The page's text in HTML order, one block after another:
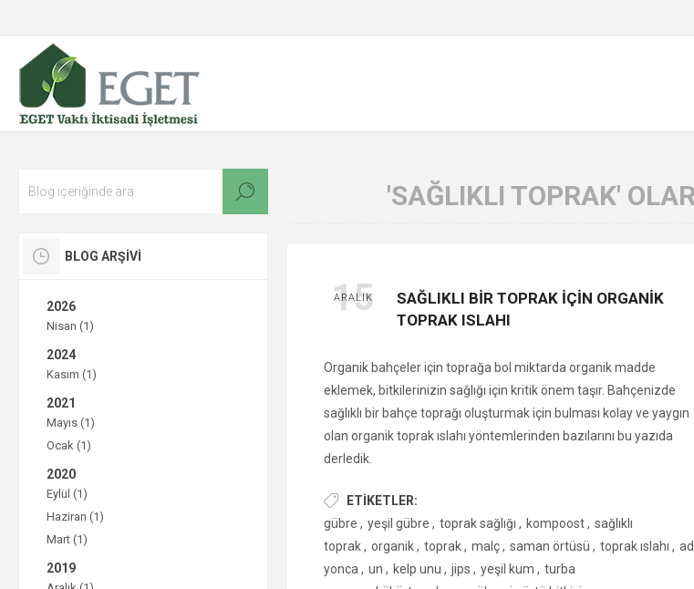
'SAĞLIKLI TOPRAK'
15
ARALIK
SAĞLIKLI BİR TOPRAK İÇİN ORGANİK
TOPRAK ISLAHI
Organik bahçeler için toprağa bol miktarda organik madde
eklemek, bitkilerinizin sağlığı için kritik önem taşır. Bahçenizde
sağlıklı bir bahçe toprağı oluşturmak için bulması kolay ve yaygın
olan organik toprak ıslahı yöntemlerinden bazılarını bu yazıda
derledik.
ETIKETLER:
gübre , yeşil gübre , toprak sağlığı , kompoost, sağlıklı
toprak, organik, toprak, malç, saman örtüsü , toprak ıslahı ,
yonca , un , kelp unu , jips , yeşil kum , turba
BLOG ARŞIVI
2026
Nisan (1)
2024
Kasım (1)
2021
Mayıs (1)
Ocak (1)
2020
Eylül (1)
Haziran (1)
Mart (1)
2019